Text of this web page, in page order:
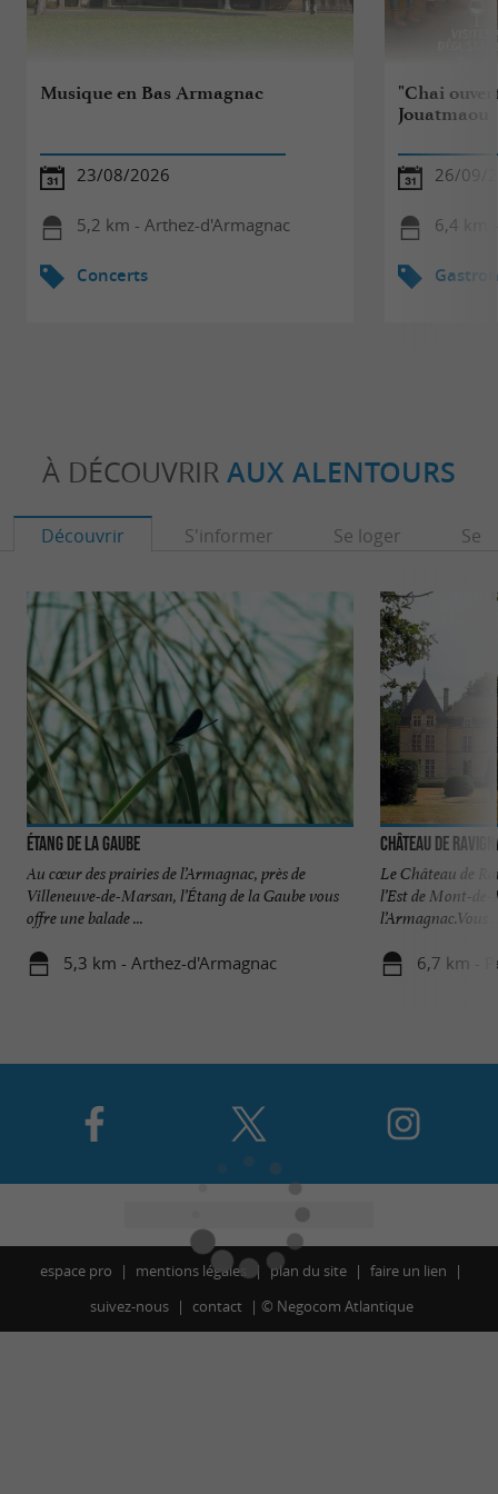
Musique en Bas Armagnac
23/08/2026
5,2 km - Arthez-d'Armagnac
Concerts
"Chai
Jouatmaou
26/09/
6,4 km
À DÉCOUVRIR AUX ALENTOURS
Découvrir S'informer Se loger Se
Étang de la Gaube
Au cœur des prairies de l’Armagnac, près de
Villeneuve-de-Marsan, l’Étang de la Gaube vous
offre une balade ...
5,3 km - Arthez-d'Armagnac
Château de
Le Château de
l’Est de Mont-
l’Armagnac.Vous
6,7 km -
espace pro mentions légales plan du site
faire un lien
suivez-nous
contact © Negocom Atlantique